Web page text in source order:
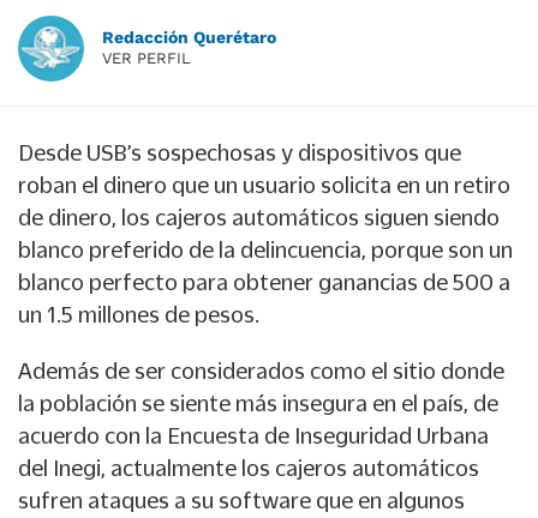
Redacción Querétaro
VER PERFIL
Desde USB’s sospechosas y dispositivos que
roban el dinero que un usuario solicita en un retiro
de dinero, los cajeros automáticos siguen siendo
blanco preferido de la delincuencia, porque son un
blanco perfecto para obtener ganancias de 500 a
un 1.5 millones de pesos.
Además de ser considerados como el sitio donde
la población se siente más insegura en el país, de
acuerdo con la Encuesta de Inseguridad Urbana
del Inegi, actualmente los cajeros automáticos
sufren ataques a su software que en algunos